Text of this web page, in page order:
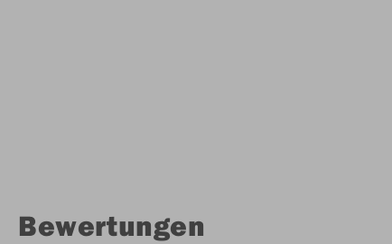
Bewertungen